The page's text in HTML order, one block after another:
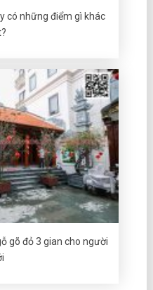
có những điểm gì khác
gõ đỏ 3 gian cho người